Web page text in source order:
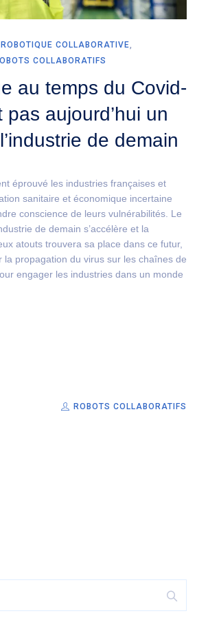
ROBOTIQUE COLLABORATIVE,
COLLABORATIFS
au temps du Covid-
aujourd’hui un
de demain
éprouvé les industries françaises et
sanitaire et économique incertaine
conscience de leurs vulnérabilités. Le
de demain s’accélère et la
atouts trouvera sa place dans ce futur,
la propagation du virus sur les chaînes de
engager les industries dans un monde
ROBOTS COLLABORATIFS